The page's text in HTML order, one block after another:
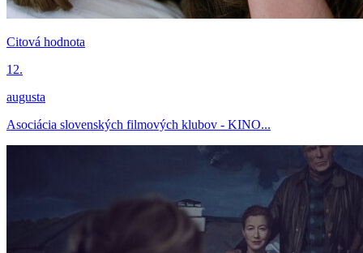
Citová hodnota
12.
augusta
Asociácia slovenských filmových klubov - KINO...